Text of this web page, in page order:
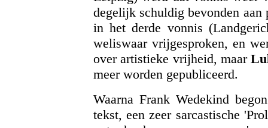
degelijk schuldig bevonden
in het derde vonnis
weliswaar vrijgesproken, en
over artistieke vrijheid, maar
meer worden gepubliceerd.
Waarna Frank Wedekind
tekst, een zeer sarcastische